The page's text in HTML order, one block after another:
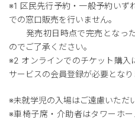
※1 区民先行予約・一般予約いず
での窓口販売を行いません。
発売初日時点で完売となった
のでご了承ください。
※2 オンラインでのチケット購入
サービスの会員登録が必要となり
※未就学児の入場はご遠慮いただ
※車椅子席・介助者はタワーホ